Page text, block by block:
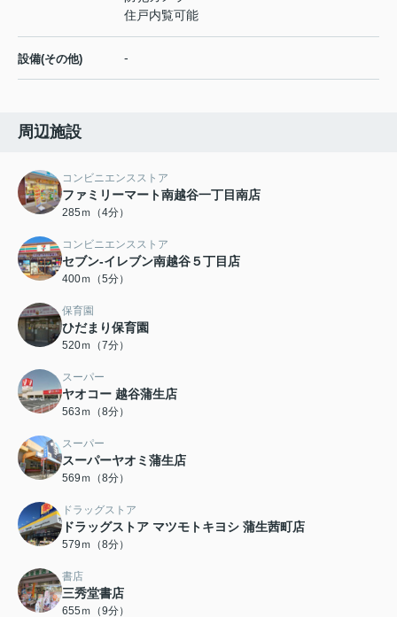
住戸内覧可能
設備(その他) -
周辺施設
コンビニエンスストア
ファミリーマート南越谷一丁目南店
285ｍ（4分）
コンビニエンスストア
セブン-イレブン南越谷５丁目店
400ｍ（5分）
保育園
ひだまり保育園
520ｍ（7分）
スーパー
ヤオコー 越谷蒲生店
563ｍ（8分）
スーパー
スーパーヤオミ蒲生店
569ｍ（8分）
ドラッグストア
ドラッグストア マツモトキヨシ 蒲生茜町店
579ｍ（8分）
書店
三秀堂書店
655ｍ（9分）